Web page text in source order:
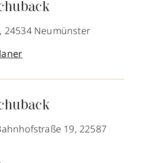
24534 Neumünster
19, 22587